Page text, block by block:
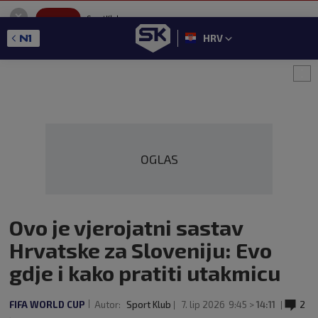
SportKlub
GET - On the Google Play
HRV
OGLAS
Ovo je vjerojatni sastav
Hrvatske za Sloveniju: Evo
gdje i kako pratiti utakmicu
FIFA WORLD CUP Autor: Sport Klub 7. lip 2026 9:45 >14:11
2